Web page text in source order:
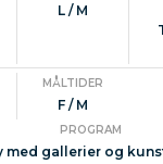
klær. Besøk
som byr på
GAD, Gute Art
laget av tre,
setter pris på
L / M
MÅLTIDER
F / M
PROGRAM
med gallerier og